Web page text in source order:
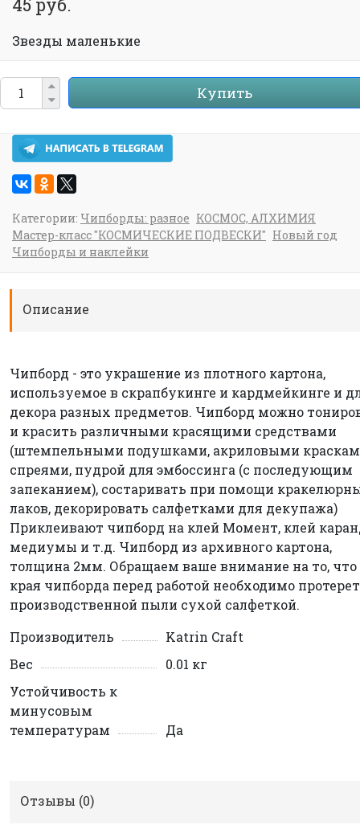
Звезды маленькие
Купить
Категории: Чипборды: разное КОСМОС, АЛХИМИЯ
Мастер-класс "КОСМИЧЕСКИЕ ПОДВЕСКИ" Новый год
Чипборды и наклейки
Описание
Чипборд - это украшение из плотного картона,
используемое в скрапбукинге и кардмейкинге и
декора разных предметов. Чипборд можно
и красить различными красящими средствами
(штемпельными подушками, акриловыми
спреями, пудрой для эмбоссинга (с последующим
запеканием), состаривать при помощи
лаков, декорировать салфетками для декупажа)
Приклеивают чипборд на клей Момент, клей
медиумы и т.д. Чипборд из архивного картона,
толщина 2мм. Обращаем ваше внимание на то, что
края чипборда перед работой необходимо
производственной пыли сухой салфеткой.
Производитель
Katrin Craft
Вес
0.01 кг
Устойчивость к
минусовым
температурам
Да
Отзывы (0)